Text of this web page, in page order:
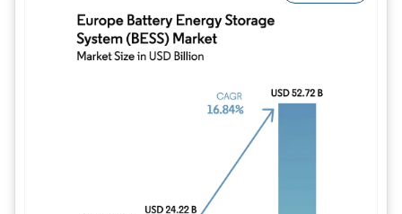
画像 © Mordor Intelligence。再利用には